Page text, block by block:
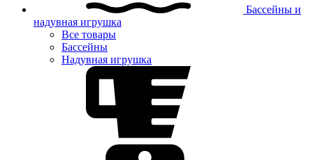
Бассейны и
надувная игрушка
Все товары
Бассейны
Надувная игрушка